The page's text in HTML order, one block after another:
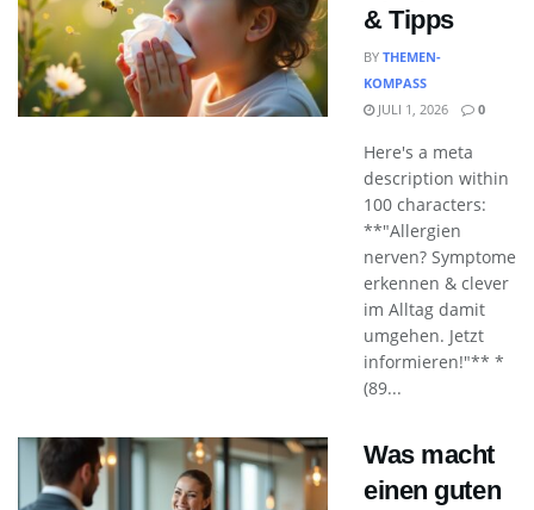
& Tipps
BY THEMEN-
KOMPASS
JULI 1, 2026
0
Here's a meta
description within
100 characters:
**"Allergien
nerven? Symptome
erkennen & clever
im Alltag damit
umgehen. Jetzt
informieren!"** *
(89...
Was macht
einen guten